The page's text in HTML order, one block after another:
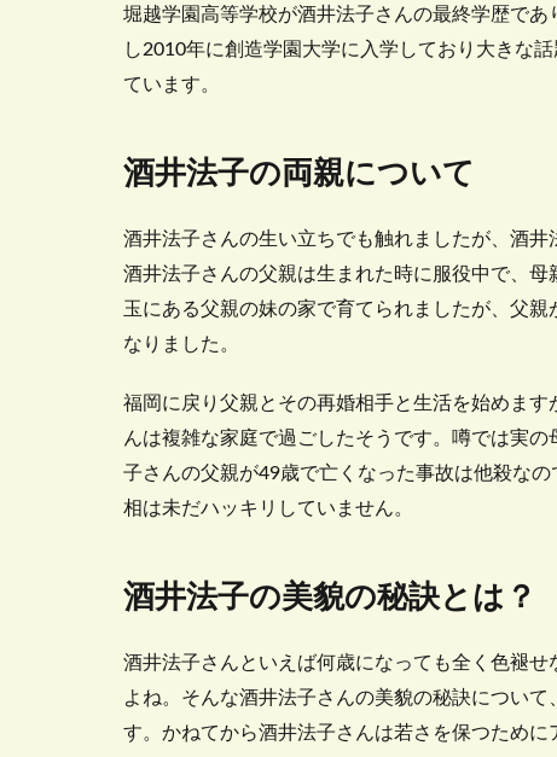
堀越学園高等学校が酒井法子さんの最終学歴で
し2010年に創造学園大学に入学しており大きな
ています。
酒井法子の両親について
酒井法子さんの生い立ちでも触れましたが、酒
酒井法子さんの父親は生まれた時に服役中で、
玉にある父親の妹の家で育てられましたが、父
なりました。
福岡に戻り父親とその再婚相手と生活を始めま
んは複雑な家庭で過ごしたそうです。噂では実
子さんの父親が49歳で亡くなった事故は他殺な
相は未だハッキリしていません。
酒井法子の美貌の秘訣とは？
酒井法子さんといえば何歳になっても全く色褪
よね。そんな酒井法子さんの美貌の秘訣につい
す。かねてから酒井法子さんは若さを保つため